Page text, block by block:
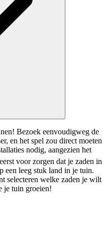
Bezoek eenvoudigweg de
en het spel zou direct moeten
nodig, aangezien het
voor zorgen dat je zaden in
een leeg stuk land in je tuin.
selecteren welke zaden je wilt
je tuin groeien!